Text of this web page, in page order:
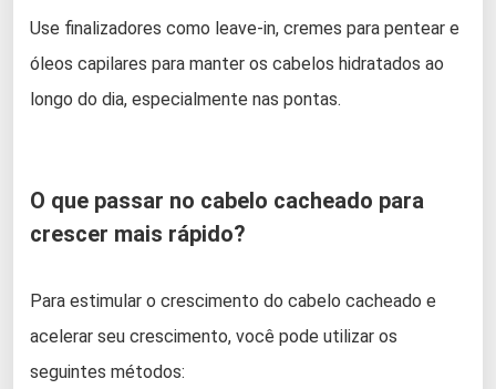
Use finalizadores como leave-in, cremes para pentear e
óleos capilares para manter os cabelos hidratados ao
longo do dia, especialmente nas pontas.
O que passar no cabelo cacheado para
crescer mais rápido?
Para estimular o crescimento do cabelo cacheado e
acelerar seu crescimento, você pode utilizar os
seguintes métodos: